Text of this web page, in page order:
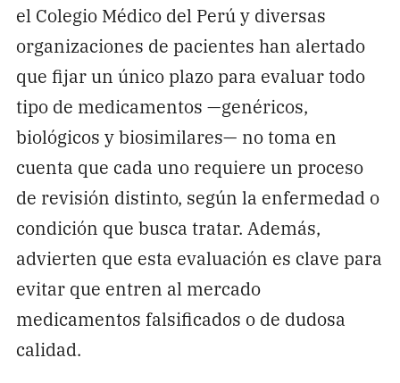
el Colegio Médico del Perú y diversas
organizaciones de pacientes han alertado
que fijar un único plazo para evaluar todo
tipo de medicamentos —genéricos,
biológicos y biosimilares— no toma en
cuenta que cada uno requiere un proceso
de revisión distinto, según la enfermedad o
condición que busca tratar. Además,
advierten que esta evaluación es clave para
evitar que entren al mercado
medicamentos falsificados o de dudosa
calidad.